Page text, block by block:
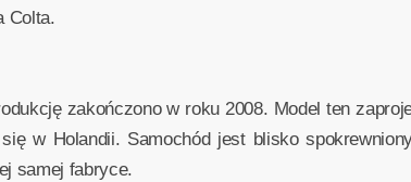
Colta.
zakończono w roku 2008. Model ten
w Holandii. Samochód jest blisko
samej fabryce.